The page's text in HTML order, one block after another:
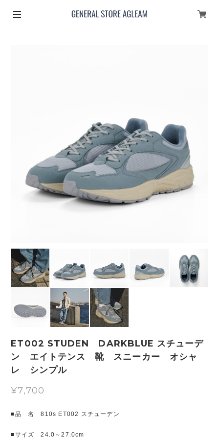
ET002 STUDEN DARKBLUE スチューデ
ン エイトテンス 靴 スニーカー オシャ
レ シンプル
¥7,700
■品 名 810s ET002 スチューデン
■サイズ 24.0～27.0cm